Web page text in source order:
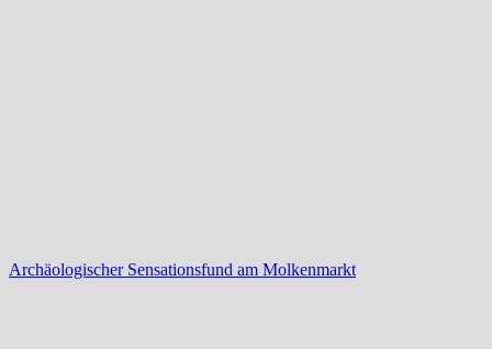
Archäologischer Sensationsfund am Molkenmarkt